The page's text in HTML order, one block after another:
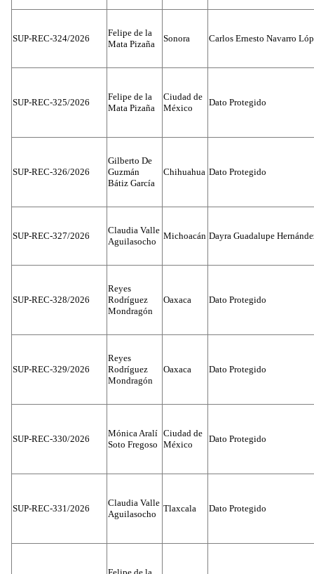
SUP-REC-324/2026
Felipe de la
Mata Pizaña
Sonora Carlos Ernesto Navarro
SUP-REC-325/2026
Felipe de la
Mata Pizaña
Ciudad de
México
Dato Protegido
SUP-REC-326/2026
Gilberto De
Guzmán
Bátiz García
Chihuahua Dato Protegido
SUP-REC-327/2026
Claudia Valle
Aguilasocho
Michoacán Dayra Guadalupe
SUP-REC-328/2026
Reyes
Rodríguez
Mondragón
Oaxaca Dato Protegido
SUP-REC-329/2026
Reyes
Rodríguez
Mondragón
Oaxaca Dato Protegido
SUP-REC-330/2026
Mónica Aralí
Soto Fregoso
Ciudad de
México
Dato Protegido
SUP-REC-331/2026
Claudia Valle
Aguilasocho
Tlaxcala Dato Protegido